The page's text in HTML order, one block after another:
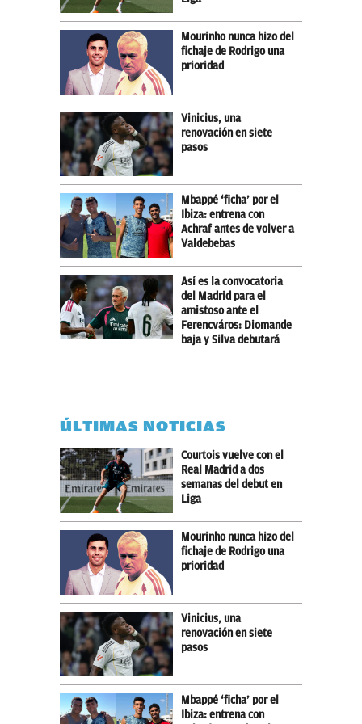
Mourinho nunca hizo del
fichaje de Rodrigo una
prioridad
Vinicius, una
renovación en siete
pasos
Mbappé ‘ficha’ por el
Ibiza: entrena con
Achraf antes de volver a
Valdebebas
Así es la convocatoria
del Madrid para el
amistoso ante el
Ferencváros: Diomande
baja y Silva debutará
ÚLTIMAS NOTICIAS
Courtois vuelve con el
Real Madrid a dos
semanas del debut en
Liga
Mourinho nunca hizo del
fichaje de Rodrigo una
prioridad
Vinicius, una
renovación en siete
pasos
Mbappé ‘ficha’ por el
Ibiza: entrena con